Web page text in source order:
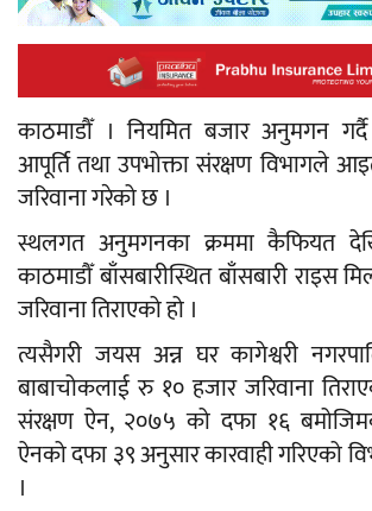
काठमाडौँ । नियमित बजार अनुमगन
आपूर्ति तथा उपभोक्ता संरक्षण विभागले
जरिवाना गरेको छ ।
स्थलगत अनुमगनका क्रममा कैफियत
काठमाडौँ बाँसबारीस्थित बाँसबारी राइस
जरिवाना तिराएको हो ।
त्यसैगरी जयस अन्न घर कागेश्वरी
बाबाचोकलाई रु १० हजार जरिवाना
संरक्षण ऐन, २०७५ को दफा १६
ऐनको दफा ३९ अनुसार कारवाही गरिएको
।